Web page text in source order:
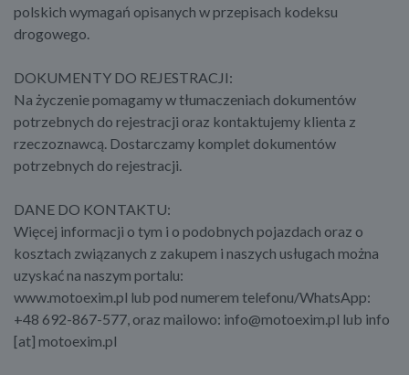
polskich wymagań opisanych w przepisach kodeksu
drogowego.
DOKUMENTY DO REJESTRACJI:
Na życzenie pomagamy w tłumaczeniach dokumentów
potrzebnych do rejestracji oraz kontaktujemy klienta z
rzeczoznawcą. Dostarczamy komplet dokumentów
potrzebnych do rejestracji.
DANE DO KONTAKTU:
Więcej informacji o tym i o podobnych pojazdach oraz o
kosztach związanych z zakupem i naszych usługach można
uzyskać na naszym portalu:
www.motoexim.pl lub pod numerem telefonu/WhatsApp:
+48 692-867-577, oraz mailowo: info@motoexim.pl lub info
[at] motoexim.pl